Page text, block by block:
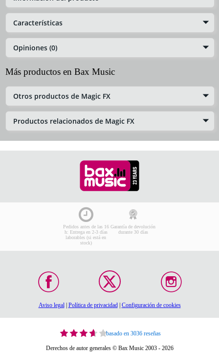
Características
Opiniones (0)
Más productos en Bax Music
Otros productos de Magic FX
Productos relacionados de Magic FX
Pedidos antes de las 16
h: Entrega en 2-3 días
laborables (si está en
stock)
Garantía de devolución
durante 30 días
Aviso legal| Política de privacidad| Configuración de cookies
basado en 3036 reseñas
Derechos de autor generales © Bax Music 2003 - 2026